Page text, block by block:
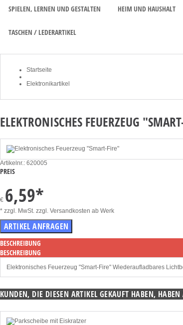
SPIELEN, LERNEN UND GESTALTEN HEIM UND HAUSHALT
TASCHEN / LEDERARTIKEL
Startseite
Elektronikartikel
ELEKTRONISCHES FEUERZEUG
Artikelnr.: 620005
PREIS
€ 6,59*
* zzgl. MwSt. zzgl. Versandkosten ab Werk
BESCHREIBUNG
BESCHREIBUNG
Elektronisches Feuerzeug "Smart-Fire" Wiederaufladbares
KUNDEN, DIE DIESEN ARTIKEL GEKAUFT HABEN,